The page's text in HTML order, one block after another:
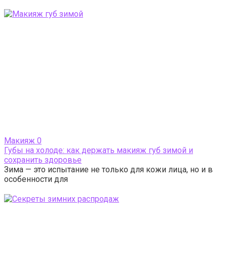
Макияж 0
Губы на холоде: как держать макияж губ зимой и
сохранить здоровье
Зима — это испытание не только для кожи лица, но и в
особенности для